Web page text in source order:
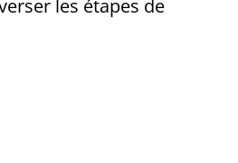
les étapes de